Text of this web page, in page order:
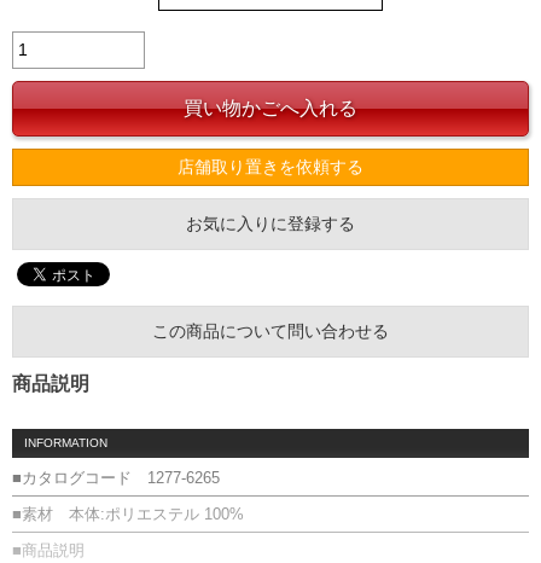
店舗取り置きを依頼する
お気に入りに登録する
この商品について問い合わせる
商品説明
INFORMATION
■カタログコード 1277-6265
■素材 本体:ポリエステル 100%
■商品説明